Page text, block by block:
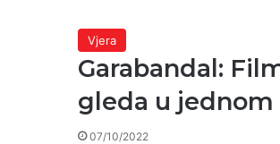
Vjera
Garabandal:
gleda u jednom
07/10/2022